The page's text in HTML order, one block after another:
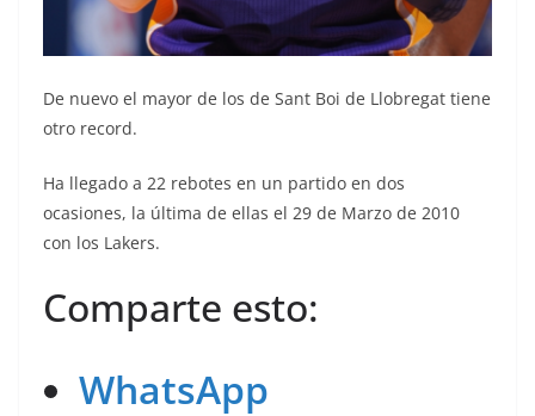
De nuevo el mayor de los de Sant Boi de Llobregat tiene
otro record.
Ha llegado a 22 rebotes en un partido en dos
ocasiones, la última de ellas el 29 de Marzo de 2010
con los Lakers.
Comparte esto:
WhatsApp